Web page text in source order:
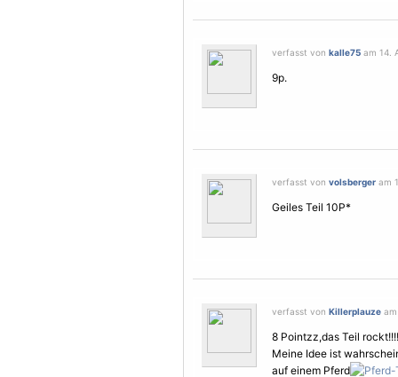
verfasst von kalle75 am 14.
9p.
verfasst von volsberger am
Geiles Teil 10P*
verfasst von Killerplauze
8 Pointzz,das Teil rockt!!!!
Meine Idee ist
auf einem Pferd